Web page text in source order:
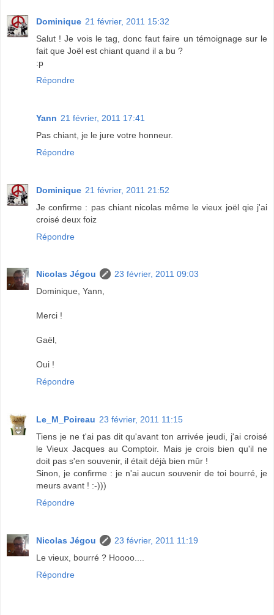
Dominique 21 février, 2011 15:32
Salut ! Je vois le tag, donc faut faire un témoignage sur le
fait que Joël est chiant quand il a bu ?
:p
Répondre
Yann 21 février, 2011 17:41
Pas chiant, je le jure votre honneur.
Répondre
Dominique 21 février, 2011 21:52
Je confirme : pas chiant nicolas même le vieux joël qie j'ai
croisé deux foiz
Répondre
Nicolas Jégou
23 février, 2011 09:03
Dominique, Yann,
Merci !
Gaël,
Oui !
Répondre
Le_M_Poireau 23 février, 2011 11:15
Tiens je ne t'ai pas dit qu'avant ton arrivée jeudi, j'ai croisé
le Vieux Jacques au Comptoir. Mais je crois bien qu'il ne
doit pas s'en souvenir, il était déjà bien mûr !
Sinon, je confirme : je n'ai aucun souvenir de toi bourré, je
meurs avant ! :-)))
Répondre
Nicolas Jégou
23 février, 2011 11:19
Le vieux, bourré ? Hoooo....
Répondre